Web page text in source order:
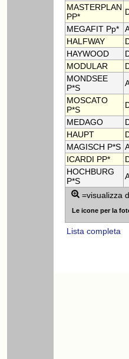
MASTERPLAN
PP*
MEGAFIT Pp*
HALFWAY
HAYWOOD
MODULAR
MONDSEE
P*S
MOSCATO
P*S
MEDAGO
HAUPT
MAGISCH P*S
ICARDI PP*
HOCHBURG
P*S
=visualizza
Le icone per la
Lista completa